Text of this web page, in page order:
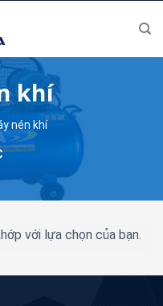
khí
nén khí
với lựa chọn của bạn.